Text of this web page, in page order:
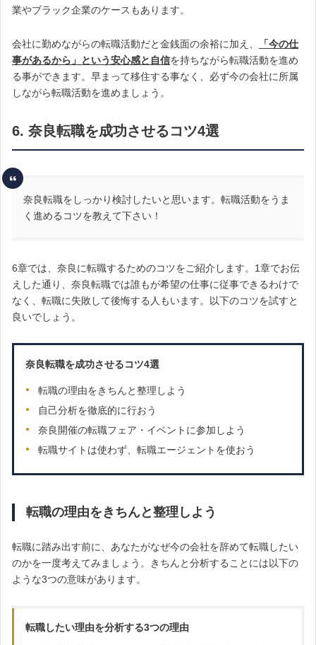
業やブラック企業のケースもあります。
会社に勤めながらの転職活動だと金銭面の余裕に加え、
「今の仕
事があるから」という安心感と自信を持ちながら転職活動を進め
る事ができます。早まって移住する事なく、必ず今の会社に所属
しながら転職活動を進めましょう。
6. 奈良転職を成功させるコツ4選
奈良転職をしっかり検討したいと思います。転職活動をうま
く進めるコツを教えて下さい！
6章では、奈良に転職するためのコツをご紹介します。1章でお伝
えした通り、奈良転職では誰もが希望の仕事に従事できるわけで
なく、転職に失敗して後悔する人もいます。以下のコツを試すと
良いでしょう。
奈良転職を成功させるコツ4選
転職の理由をきちんと整理しよう
自己分析を徹底的に行おう
奈良開催の転職フェア・イベントに参加しよう
転職サイトは使わず、転職エージェントを使おう
転職の理由をきちんと整理しよう
転職に踏み出す前に、あなたがなぜ今の会社を辞めて転職したい
のかを一度考えてみましょう。きちんと分析することには以下の
ような3つの意味があります。
転職したい理由を分析する3つの理由